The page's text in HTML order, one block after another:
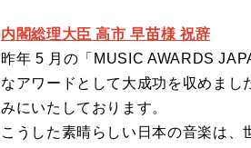
内閣総理大臣 高市 早苗様 祝辞
昨年 5 月の「MUSIC AWARDS
なアワードとして大成功を収めま
みにいたしております。
こうした素晴らしい日本の音楽は